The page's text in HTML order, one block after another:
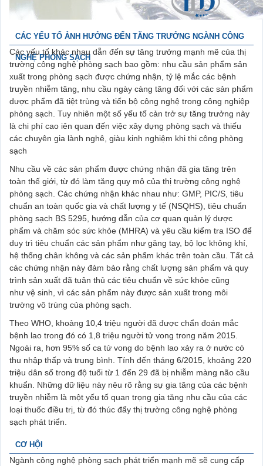
CÁC YẾU TỐ ẢNH HƯỞNG ĐẾN TĂNG TRƯỞNG NGÀNH CÔNG
NGHỆ PHÒNG SẠCH
Các yếu tố khác nhau dẫn đến sự tăng trưởng mạnh mẽ của thị
trường công nghệ phòng sạch bao gồm: nhu cầu sản phẩm sản
xuất trong phòng sạch được chứng nhận, tỷ lệ mắc các bệnh
truyền nhiễm tăng, nhu cầu ngày càng tăng đối với các sản phẩm
dược phẩm đã tiệt trùng và tiến bộ công nghệ trong công nghiệp
phòng sạch. Tuy nhiên một số yếu tố cản trở sự tăng trưởng này
là chi phí cao iên quan đến việc xây dựng phòng sạch và thiếu
các chuyên gia lành nghê, giàu kinh nghiệm khi thi công phòng
sạch
Nhu cầu về các sản phẩm được chứng nhận đã gia tăng trên
toàn thế giới, từ đó làm tăng quy mô của thị trường công nghệ
phòng sạch. Các chứng nhận khác nhau như: GMP, PIC/S, tiêu
chuẩn an toàn quốc gia và chất lượng y tế (NSQHS), tiêu chuẩn
phòng sạch BS 5295, hướng dẫn của cơ quan quản lý dược
phẩm và chăm sóc sức khỏe (MHRA) và yêu cầu kiểm tra ISO để
duy trì tiêu chuẩn các sản phẩm như găng tay, bộ lọc không khí,
hệ thống chân không và các sản phẩm khác trên toàn cầu. Tất cả
các chứng nhận này đảm bảo rằng chất lượng sản phẩm và quy
trình sản xuất đã tuân thủ các tiêu chuẩn về sức khỏe cũng
như vệ sinh, vì các sản phẩm này được sản xuất trong môi
trường vô trùng của phòng sạch.
Theo WHO, khoảng 10,4 triệu người đã được chẩn đoán mắc
bệnh lao trong đó có 1,8 triệu người tử vong trong năm 2015.
Ngoài ra, hơn 95% số ca tử vong do bệnh lao xảy ra ở nước có
thu nhập thấp và trung bình. Tính đến tháng 6/2015, khoảng 220
triệu dân số trong độ tuổi từ 1 đến 29 đã bị nhiễm màng não cầu
khuẩn. Những dữ liệu này nêu rõ rằng sự gia tăng của các bệnh
truyền nhiễm là một yếu tố quan trọng gia tăng nhu cầu của các
loại thuốc điều trị, từ đó thúc đẩy thị trường công nghệ phòng
sạch phát triển.
CƠ HỘI
Ngành công nghệ phòng sạch phát triển mạnh mẽ sẽ cung cấp